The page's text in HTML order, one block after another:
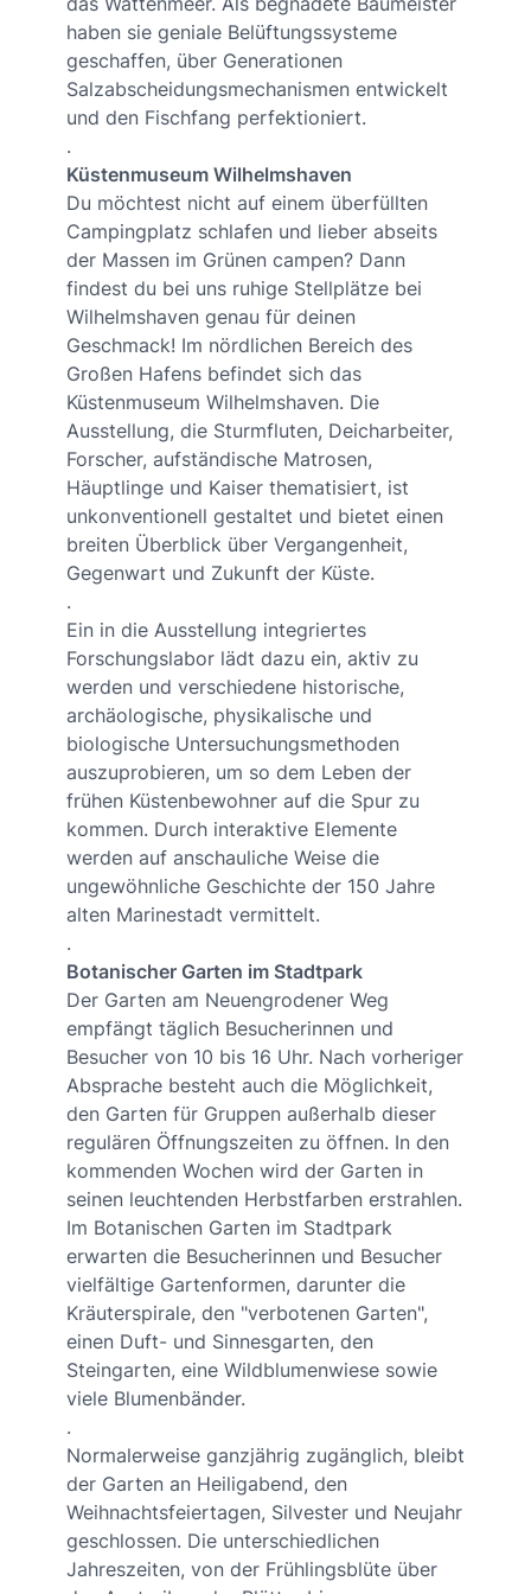
haben sie geniale Belüftungssysteme
geschaffen, über Generationen
Salzabscheidungsmechanismen entwickelt
und den Fischfang perfektioniert.
.
Küstenmuseum Wilhelmshaven
Du möchtest nicht auf einem überfüllten
Campingplatz schlafen und lieber abseits
der Massen im Grünen campen? Dann
findest du bei uns ruhige Stellplätze bei
Wilhelmshaven genau für deinen
Geschmack! Im nördlichen Bereich des
Großen Hafens befindet sich das
Küstenmuseum Wilhelmshaven. Die
Ausstellung, die Sturmfluten, Deicharbeiter,
Forscher, aufständische Matrosen,
Häuptlinge und Kaiser thematisiert, ist
unkonventionell gestaltet und bietet einen
breiten Überblick über Vergangenheit,
Gegenwart und Zukunft der Küste.
.
Ein in die Ausstellung integriertes
Forschungslabor lädt dazu ein, aktiv zu
werden und verschiedene historische,
archäologische, physikalische und
biologische Untersuchungsmethoden
auszuprobieren, um so dem Leben der
frühen Küstenbewohner auf die Spur zu
kommen. Durch interaktive Elemente
werden auf anschauliche Weise die
ungewöhnliche Geschichte der 150 Jahre
alten Marinestadt vermittelt.
.
Botanischer Garten im Stadtpark
Der Garten am Neuengrodener Weg
empfängt täglich Besucherinnen und
Besucher von 10 bis 16 Uhr. Nach vorheriger
Absprache besteht auch die Möglichkeit,
den Garten für Gruppen außerhalb dieser
regulären Öffnungszeiten zu öffnen. In den
kommenden Wochen wird der Garten in
seinen leuchtenden Herbstfarben erstrahlen.
Im Botanischen Garten im Stadtpark
erwarten die Besucherinnen und Besucher
vielfältige Gartenformen, darunter die
Kräuterspirale, den "verbotenen Garten",
einen Duft- und Sinnesgarten, den
Steingarten, eine Wildblumenwiese sowie
viele Blumenbänder.
.
Normalerweise ganzjährig zugänglich, bleibt
der Garten an Heiligabend, den
Weihnachtsfeiertagen, Silvester und Neujahr
geschlossen. Die unterschiedlichen
Jahreszeiten, von der Frühlingsblüte über